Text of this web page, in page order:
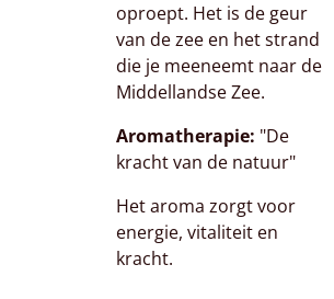
oproept. Het is de geur
van de zee en het strand
die je meeneemt naar de
Middellandse Zee.
Aromatherapie: "De
kracht van de natuur"
Het aroma zorgt voor
energie, vitaliteit en
kracht.